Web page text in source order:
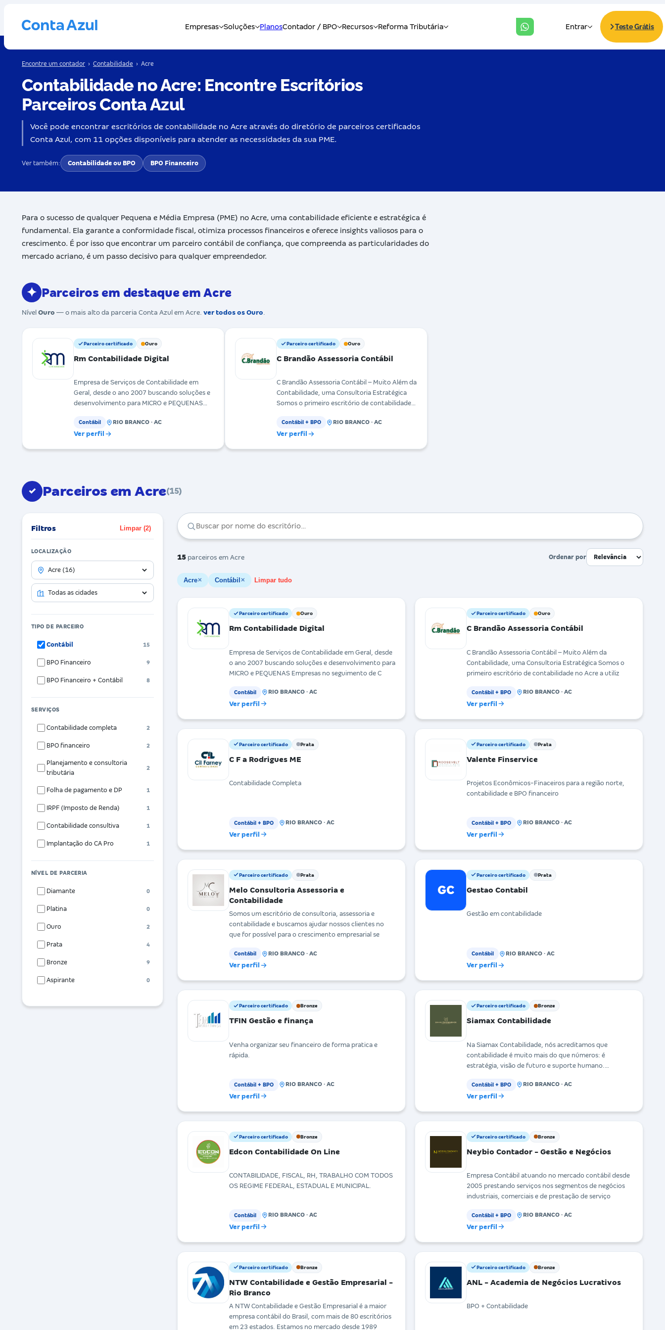
Encontre um contador › Contabilidade › Acre
Contabilidade no Acre: Encontre Escritórios
Parceiros Conta Azul
Você pode encontrar escritórios de contabilidade no Acre através do diretório de parceiros certificados
Conta Azul, com 11 opções disponíveis para atender as necessidades da sua PME.
Ver também: Contabilidade ou BPO BPO Financeiro
Para o sucesso de qualquer Pequena e Média Empresa (PME) no Acre, uma contabilidade eficiente e estratégica é
fundamental. Ela garante a conformidade fiscal, otimiza processos financeiros e oferece insights valiosos para o
crescimento. É por isso que encontrar um parceiro contábil de confiança, que compreenda as particularidades do
mercado acriano, é um passo decisivo para qualquer empreendedor.
✦ Parceiros em destaque em Acre
Nível Ouro — o mais alto da parceria Conta Azul em Acre. ver todos os Ouro.
Parceiro certificado Ouro
Rm Contabilidade Digital
Empresa de Serviços de Contabilidade em
Geral, desde o ano 2007 buscando soluções e
desenvolvimento para MICRO e PEQUENAS
Contábil RIO BRANCO · AC
Ver perfil
Parceiro certificado Ouro
C Brandão Assessoria Contábil
C Brandão Assessoria Contábil – Muito Além da
Contabilidade, uma Consultoria Estratégica
Somos o primeiro escritório de contabilidade
Contábil + BPO RIO BRANCO · AC
Ver perfil
✓ Parceiros em Acre(15)
Filtros Limpar (2)
LOCALIZAÇÃO
TIPO DE PARCEIRO
Contábil 15
BPO Financeiro 9
BPO Financeiro + Contábil 8
SERVIÇOS
Contabilidade completa 2
BPO financeiro 2
Planejamento e consultoria
tributária
2
Folha de pagamento e DP 1
IRPF (Imposto de Renda) 1
Contabilidade consultiva 1
Implantação do CA Pro 1
NÍVEL DE PARCERIA
Diamante 0
Platina 0
Ouro 2
Prata 4
Bronze 9
Aspirante 0
15 parceiros em Acre Ordenar por
Acre✕ Contábil ✕ Limpar tudo
Parceiro certificado Ouro
Rm Contabilidade Digital
Empresa de Serviços de Contabilidade em Geral, desde
o ano 2007 buscando soluções e desenvolvimento para
MICRO e PEQUENAS Empresas no seguimento de C
Contábil RIO BRANCO · AC
Ver perfil
Parceiro certificado Ouro
C Brandão Assessoria Contábil
C Brandão Assessoria Contábil – Muito Além da
Contabilidade, uma Consultoria Estratégica Somos o
primeiro escritório de contabilidade no Acre a utiliz
Contábil + BPO RIO BRANCO · AC
Ver perfil
Parceiro certificado Prata
C F a Rodrigues ME
Contabilidade Completa
Contábil + BPO RIO BRANCO · AC
Ver perfil
Parceiro certificado Prata
Valente Finservice
Projetos Econômicos-Finaceiros para a região norte,
contabilidade e BPO financeiro
Contábil + BPO RIO BRANCO · AC
Ver perfil
Parceiro certificado Prata
Melo Consultoria Assessoria e
Contabilidade
Somos um escritório de consultoria, assessoria e
contabilidade e buscamos ajudar nossos clientes no
que for possível para o crescimento empresarial se
Contábil RIO BRANCO · AC
Ver perfil
GC
Parceiro certificado Prata
Gestao Contabil
Gestão em contabilidade
Contábil RIO BRANCO · AC
Ver perfil
Parceiro certificado Bronze
TFIN Gestão e finança
Venha organizar seu financeiro de forma pratica e
rápida.
Contábil + BPO RIO BRANCO · AC
Ver perfil
Parceiro certificado Bronze
Siamax Contabilidade
Na Siamax Contabilidade, nós acreditamos que
contabilidade é muito mais do que números: é
estratégia, visão de futuro e suporte humano.
Contábil + BPO RIO BRANCO · AC
Ver perfil
Parceiro certificado Bronze
Edcon Contabilidade On Line
CONTABILIDADE, FISCAL, RH, TRABALHO COM TODOS
OS REGIME FEDERAL, ESTADUAL E MUNICIPAL.
Contábil RIO BRANCO · AC
Ver perfil
Parceiro certificado Bronze
Neybio Contador - Gestão e Negócios
Empresa Contábil atuando no mercado contábil desde
2005 prestando serviços nos segmentos de negócios
industriais, comerciais e de prestação de serviço
Contábil + BPO RIO BRANCO · AC
Ver perfil
Parceiro certificado Bronze
NTW Contabilidade e Gestão Empresarial -
Rio Branco
A NTW Contabilidade e Gestão Empresarial é a maior
empresa contábil do Brasil, com mais de 80 escritórios
em 23 estados. Estamos no mercado desde 1989
Parceiro certificado Bronze
ANL - Academia de Negócios Lucrativos
BPO + Contabilidade